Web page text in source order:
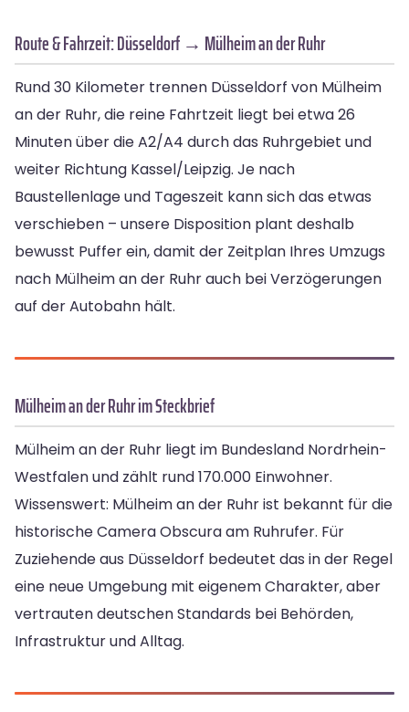
Route & Fahrzeit: Düsseldorf → Mülheim an der Ruhr
Rund 30 Kilometer trennen Düsseldorf von Mülheim
an der Ruhr, die reine Fahrtzeit liegt bei etwa 26
Minuten über die A2/A4 durch das Ruhrgebiet und
weiter Richtung Kassel/Leipzig. Je nach
Baustellenlage und Tageszeit kann sich das etwas
verschieben – unsere Disposition plant deshalb
bewusst Puffer ein, damit der Zeitplan Ihres Umzugs
nach Mülheim an der Ruhr auch bei Verzögerungen
auf der Autobahn hält.
Mülheim an der Ruhr im Steckbrief
Mülheim an der Ruhr liegt im Bundesland Nordrhein-
Westfalen und zählt rund 170.000 Einwohner.
Wissenswert: Mülheim an der Ruhr ist bekannt für die
historische Camera Obscura am Ruhrufer. Für
Zuziehende aus Düsseldorf bedeutet das in der Regel
eine neue Umgebung mit eigenem Charakter, aber
vertrauten deutschen Standards bei Behörden,
Infrastruktur und Alltag.